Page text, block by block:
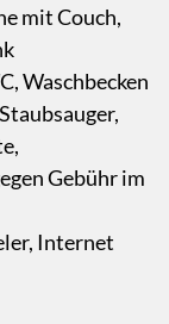
mit Couch,
Waschbecken
Gebühr im
Internet